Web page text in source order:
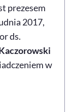
prezesem
2017,
ds.
w